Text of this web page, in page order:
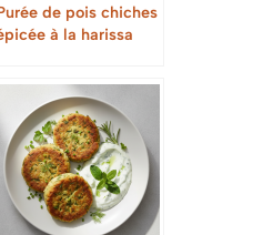
de pois chiches
à la harissa